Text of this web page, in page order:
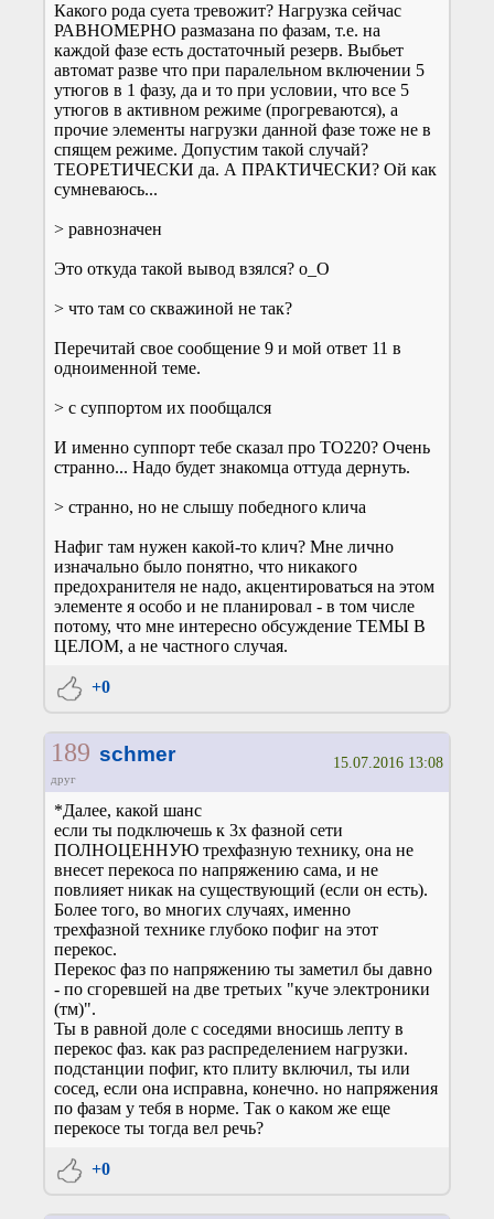
Какого рода суета тревожит? Нагрузка сейчас
РАВНОМЕРНО размазана по фазам, т.е. на
каждой фазе есть достаточный резерв. Выбьет
автомат разве что при паралельном включении 5
утюгов в 1 фазу, да и то при условии, что все 5
утюгов в активном режиме (прогреваются), а
прочие элементы нагрузки данной фазе тоже не в
спящем режиме. Допустим такой случай?
ТЕОРЕТИЧЕСКИ да. А ПРАКТИЧЕСКИ? Ой как
сумневаюсь...
> равнозначен
Это откуда такой вывод взялся? о_О
> что там со скважиной не так?
Перечитай свое сообщение 9 и мой ответ 11 в
одноименной теме.
> с суппортом их пообщался
И именно суппорт тебе сказал про ТО220? Очень
странно... Надо будет знакомца оттуда дернуть.
> странно, но не слышу победного клича
Нафиг там нужен какой-то клич? Мне лично
изначально было понятно, что никакого
предохранителя не надо, акцентироваться на этом
элементе я особо и не планировал - в том числе
потому, что мне интересно обсуждение ТЕМЫ В
ЦЕЛОМ, а не частного случая.
+0
189 schmer
друг
15.07.2016 13:08
*Далее, какой шанс
если ты подключешь к 3х фазной сети
ПОЛНОЦЕННУЮ трехфазную технику, она не
внесет перекоса по напряжению сама, и не
повлияет никак на существующий (если он есть).
Более того, во многих случаях, именно
трехфазной технике глубоко пофиг на этот
перекос.
Перекос фаз по напряжению ты заметил бы давно
- по сгоревшей на две третьих "куче электроники
(тм)".
Ты в равной доле с соседями вносишь лепту в
перекос фаз. как раз распределением нагрузки.
подстанции пофиг, кто плиту включил, ты или
сосед, если она исправна, конечно. но напряжения
по фазам у тебя в норме. Так о каком же еще
перекосе ты тогда вел речь?
+0